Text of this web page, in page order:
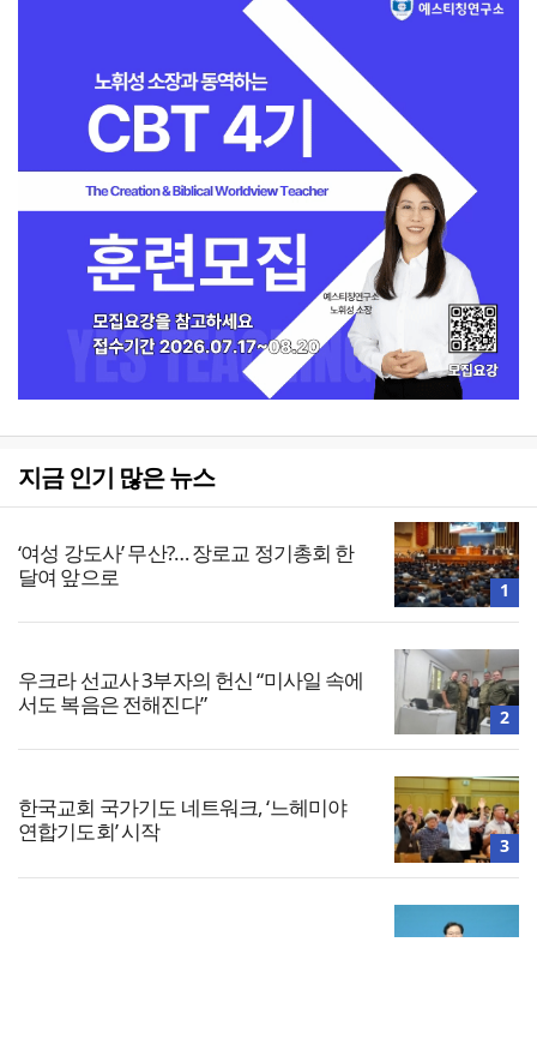
지금 인기 많은 뉴스
‘여성 강도사’ 무산?… 장로교 정기총회 한
달여 앞으로
1
우크라 선교사 3부자의 헌신 “미사일 속에
서도 복음은 전해진다”
2
한국교회 국가기도 네트워크, ‘느헤미야
연합기도회’ 시작
3